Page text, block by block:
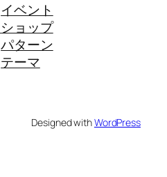
イベント
ショップ
パターン
テーマ
Designed withWordPress